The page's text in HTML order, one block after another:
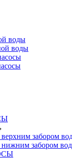
воды
воды
забором
забором